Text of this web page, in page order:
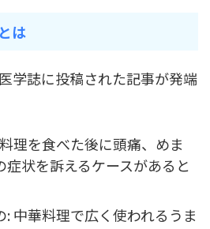
は
学誌に投稿された記事が発端
理を食べた後に頭痛、めま
症状を訴えるケースがあると
中華料理で広く使われるうま